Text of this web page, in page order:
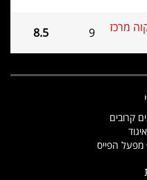
מרכז 9
8.5
קרובים
מפעל הפייס